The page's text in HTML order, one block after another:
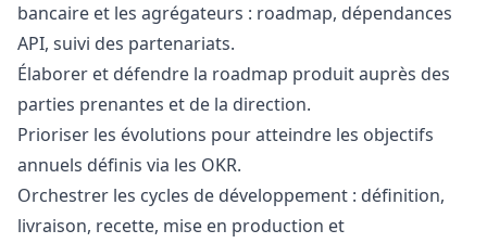
bancaire et les agrégateurs : roadmap, dépendances
API, suivi des partenariats.
Élaborer et défendre la roadmap produit auprès des
parties prenantes et de la direction.
Prioriser les évolutions pour atteindre les objectifs
annuels définis via les OKR.
Orchestrer les cycles de développement : définition,
livraison, recette, mise en production et